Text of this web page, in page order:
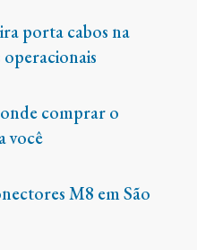
porta cabos na
comprar o
você
M8 em São